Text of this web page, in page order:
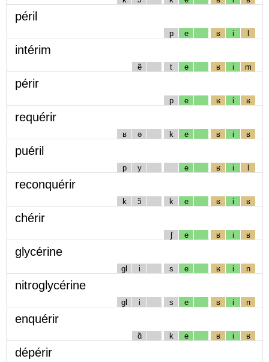
péril
p e ʁ i l
intérim
ẽ t e ʁ i m
périr
p e ʁ i ʁ
requérir
ʁ ə k e ʁ i ʁ
puéril
p y e ʁ i l
reconquérir
k ɔ̃ k e ʁ i ʁ
chérir
ʃ e ʁ i ʁ
glycérine
gl i s e ʁ i n
nitroglycérine
gl i s e ʁ i n
enquérir
ɑ̃ k e ʁ i ʁ
dépérir